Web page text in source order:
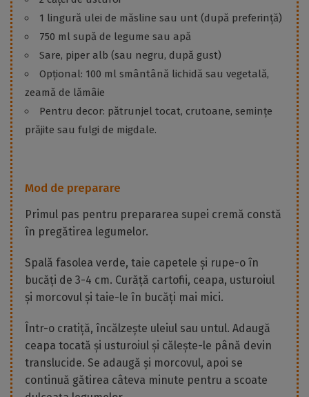
1 lingură ulei de măsline sau unt (după preferință)
750 ml supă de legume sau apă
Sare, piper alb (sau negru, după gust)
Opțional: 100 ml smântână lichidă sau vegetală,
zeamă de lămâie
Pentru decor: pătrunjel tocat, crutoane, semințe
prăjite sau fulgi de migdale.
Mod de preparare
Primul pas pentru prepararea supei cremă constă
în pregătirea legumelor.
Spală fasolea verde, taie capetele și rupe-o în
bucăți de 3-4 cm. Curăță cartofii, ceapa, usturoiul
și morcovul și taie-le în bucăți mai mici.
Într-o cratiță, încălzește uleiul sau untul. Adaugă
ceapa tocată și usturoiul și călește-le până devin
translucide. Se adaugă și morcovul, apoi se
continuă gătirea câteva minute pentru a scoate